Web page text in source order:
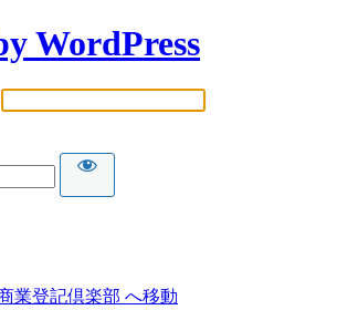
WordPress
業登記倶楽部 へ移動